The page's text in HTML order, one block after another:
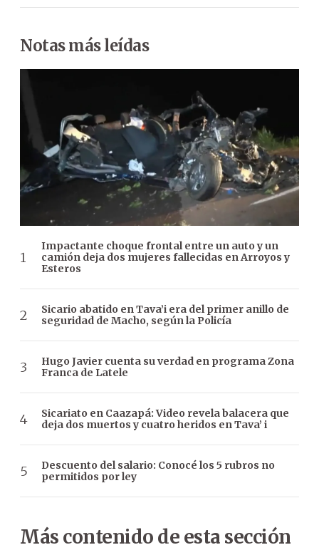
Notas más leídas
Impactante choque frontal entre un auto y un
camión deja dos mujeres fallecidas en Arroyos y
Esteros
Sicario abatido en Tava’i era del primer anillo de
seguridad de Macho, según la Policía
Hugo Javier cuenta su verdad en programa Zona
Franca de Latele
Sicariato en Caazapá: Video revela balacera que
deja dos muertos y cuatro heridos en Tava’ i
Descuento del salario: Conocé los 5 rubros no
permitidos por ley
Más contenido de esta sección